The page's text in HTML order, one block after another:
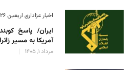
اخبار عزاداری اربعین ۲۰۲۶ - 22
ایران/ پاسخ
آمریکا به مسیر
مرداد 1, 1405